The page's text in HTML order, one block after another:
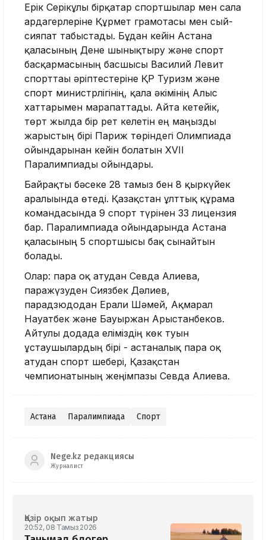
Ерік Серікұлы бірқатар спортшылар мен сала
ардагерлеріне Құрмет грамотасы мен сый-
сияпат табыстады. Бұдан кейін Астана
қаласының Дене шынықтыру және спорт
басқармасының басшысы Василий Левит
спорттағы әріптестеріне ҚР Туризм және
спорт министрлігінің, қала әкімінің Алғыс
хаттарымен марапаттады. Айта кетейік,
төрт жылда бір рет келетін ең маңызды
жарыстың бірі Париж төріндегі Олимпиада
ойындарынан кейін болатын XVII
Паралимпиады ойындары.
Байрақты бәсеке 28 тамыз бен 8 қыркүйек
аралығында өтеді. Қазақстан ұлттық құрама
командасында 9 спорт түрінен 33 лицензия
бар. Паралимпиада ойындарында Астана
қаласының 5 спортшысы бақ сынайтын
болады.
Олар: пара оқ атудан Севда Алиева,
паражүзуден Сиязбек Дәлиев,
парадзюдодан Ерғали Шәмей, Ақмарал
Науатбек және Бауыржан Арыстанбеков.
Айтулы додада еліміздің көк туын
ұстаушылардың бірі - астаналық пара оқ
атудан спорт шебері, Қазақстан
чемпионатының жеңімпазы Севда Алиева.
Астана Паралимпиада Спорт
Nege.kz редакциясы
Журналист
Қазір оқып жатыр
20:52, 08 Тамыз 2026